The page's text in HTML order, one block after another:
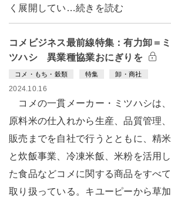
く展開してい…続きを読む
コメビジネス最前線特集：有力卸＝ミ
ツハシ 異業種協業おにぎりを
コメ・もち・穀類 特集 卸・商社
2024.10.16
コメの一貫メーカー・ミツハシは、
原料米の仕入れから生産、品質管理、
販売までを自社で行うとともに、精米
と炊飯事業、冷凍米飯、米粉を活用し
た食品などコメに関する商品をすべて
取り扱っている。キユーピーから草加